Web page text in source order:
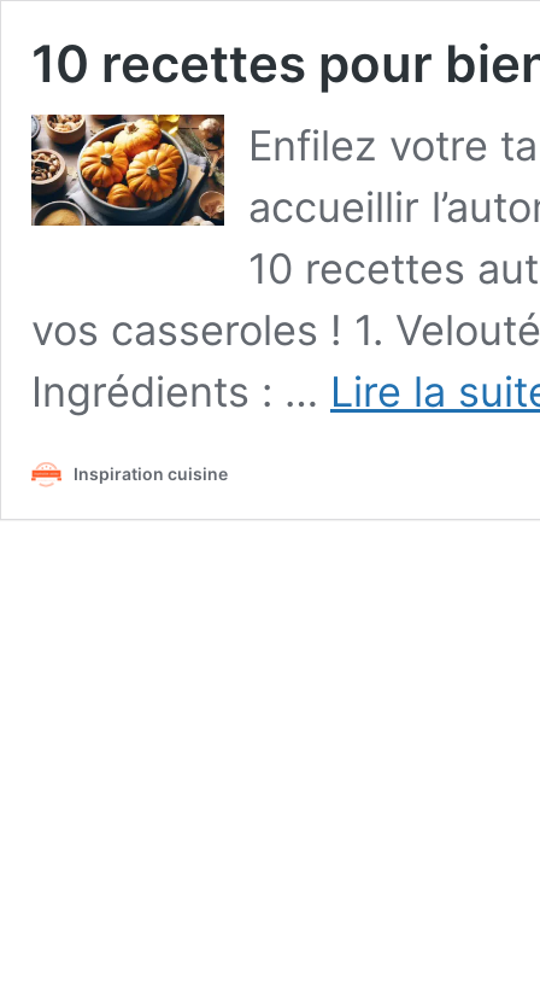
10 recettes pour
Enfilez votre
accueillir
10 recettes
vos casseroles ! 1.
Ingrédients : … Lire la
Inspiration cuisine